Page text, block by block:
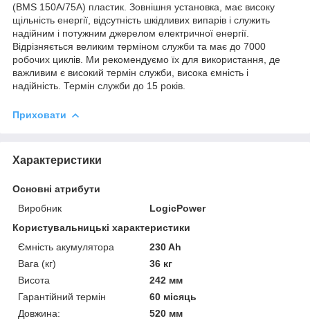
(BMS 150A/75A) пластик. Зовнішня установка, має високу
щільність енергії, відсутність шкідливих випарів і служить
надійним і потужним джерелом електричної енергії.
Відрізняється великим терміном служби та має до 7000
робочих циклів. Ми рекомендуємо їх для використання, де
важливим є високий термін служби, висока ємність і
надійність. Термін служби до 15 років.
Приховати
Характеристики
Основні атрибути
Виробник
LogicPower
Користувальницькі характеристики
Ємність акумулятора
230 Ah
Вага (кг)
36 кг
Висота
242 мм
Гарантійний термін
60 місяць
Довжина:
520 мм